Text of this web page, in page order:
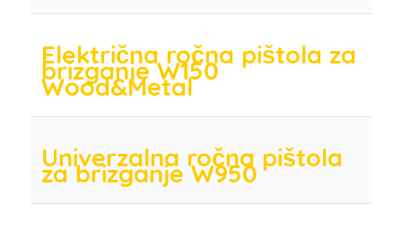
Električna ročna pištola za
brizganje W150
Wood&Metal
Univerzalna ročna pištola
za brizganje W950